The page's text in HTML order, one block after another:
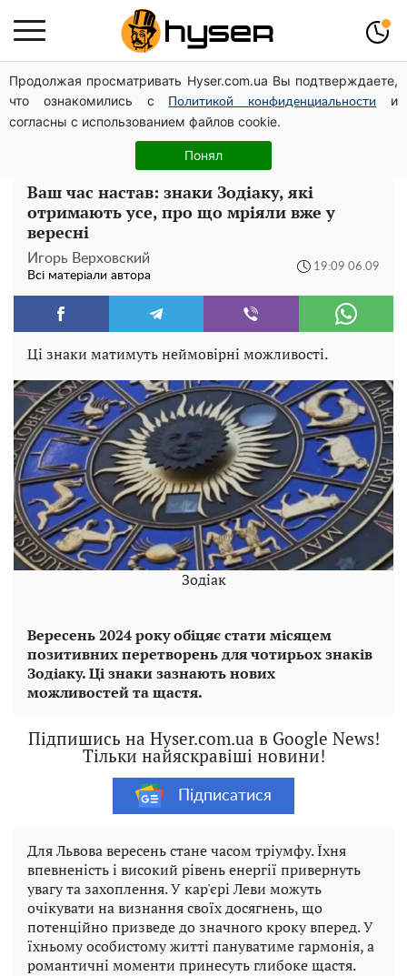
Продолжая просматривать Hyser.com.ua Вы подтверждаете,
что ознакомились с
Политикой конфиденциальности
и
согласны с использованием файлов cookie.
Понял
Гола Олена Тополя у цікавих позах змусила відвисати
щелепи: злив відео – було лише початком
Олена Тополя злив відео – це далеко не все: фронтмен
"Антитіла" Тарас Тополя став наступним
Ваш час настав: знаки Зодіаку, які
отримають усе, про що мріяли вже у
вересні
Игорь Верховский
Всі матеріали автора
19:09 06.09
Ці знаки матимуть неймовірні можливості.
Зодіак
Вересень 2024 року обіцяє стати місяцем
позитивних перетворень для чотирьох знаків
Зодіаку. Ці знаки зазнають нових
можливостей та щастя.
Підпишись на Hyser.com.ua в Google News!
Тільки найяскравіші новини!
Підписатися
Для Львова вересень стане часом тріумфу. Їхня
впевненість і високий рівень енергії привернуть
увагу та захоплення. У кар'єрі Леви можуть
очікувати на визнання своїх досягнень, що
потенційно призведе до значного кроку вперед. У
їхньому особистому житті пануватиме гармонія, а
романтичні моменти принесуть глибоке щастя.